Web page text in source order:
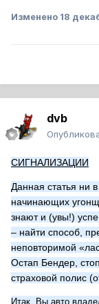
Изменено 18
dvb
СИГНАЛИЗАЦИИ
Данная статья ни
начинающих
знают и (увы!)
– найти способ,
неповторимой
Остап Бендер,
страховой полис
Итак, Вы авто